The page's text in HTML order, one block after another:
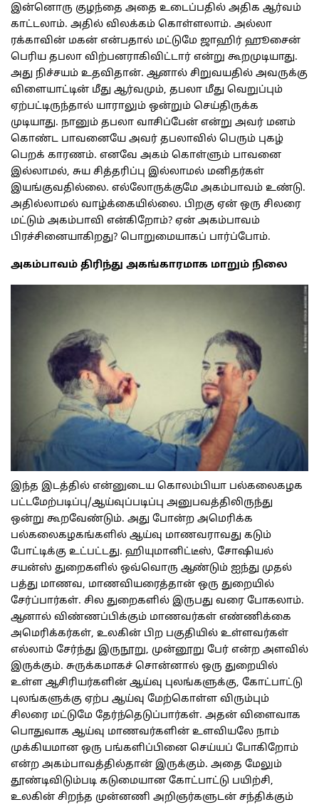
இன்னொரு குழந்தை அதை உடைப்பதில் அதிக ஆர்வம்
காட்டலாம். அதில் விலக்கம் கொள்ளலாம். அல்லா
ரக்காவின் மகன் என்பதால் மட்டுமே ஜாஹிர் ஹூசைன்
பெரிய தபலா விற்பனராகிவிட்டார் என்று கூறமுடியாது.
அது நிச்சயம் உதவிதான். ஆனால் சிறுவயதில் அவருக்கு
விளையாட்டின் மீது ஆர்வமும், தபலா மீது வெறுப்பும்
ஏற்பட்டிருந்தால் யாராலும் ஒன்றும் செய்திருக்க
முடியாது. நானும் தபலா வாசிப்பேன் என்று அவர் மனம்
கொண்ட பாவனையே அவர் தபலாவில் பெரும் புகழ்
பெறக் காரணம். எனவே அகம் கொள்ளும் பாவனை
இல்லாமல், சுய சித்தரிப்பு இல்லாமல் மனிதர்கள்
இயங்குவதில்லை. எல்லோருக்குமே அகம்பாவம் உண்டு.
அதில்லாமல் வாழ்க்கையில்லை. பிறகு ஏன் ஒரு சிலரை
மட்டும் அகம்பாவி என்கிறோம்? ஏன் அகம்பாவம்
பிரச்சினையாகிறது? பொறுமையாகப் பார்ப்போம்.
அகம்பாவம் திரிந்து அகங்காரமாக மாறும் நிலை
இந்த இடத்தில் என்னுடைய கொலம்பியா பல்கலைகழக
பட்டமேற்படிப்பு/ஆய்வுப்படிப்பு அனுபவத்திலிருந்து
ஒன்று கூறவேண்டும். அது போன்ற அமெரிக்க
பல்கலைகழகங்களில் ஆய்வு மாணவராவது கடும்
போட்டிக்கு உட்பட்டது. ஹியுமானிட்டீஸ், சோஷியல்
சயன்ஸ் துறைகளில் ஒவ்வொரு ஆண்டும் ஐந்து முதல்
பத்து மாணவ, மாணவியரைத்தான் ஒரு துறையில்
சேர்ப்பார்கள். சில துறைகளில் இருபது வரை போகலாம்.
ஆனால் விண்ணப்பிக்கும் மாணவர்கள் எண்ணிக்கை
அமெரிக்கர்கள், உலகின் பிற பகுதியில் உள்ளவர்கள்
எல்லாம் சேர்ந்து இருநூறு, முன்னூறு பேர் என்ற அளவில்
இருக்கும். சுருக்கமாகச் சொன்னால் ஒரு துறையில்
உள்ள ஆசிரியர்களின் ஆய்வு புலங்களுக்கு, கோட்பாட்டு
புலங்களுக்கு ஏற்ப ஆய்வு மேற்கொள்ள விரும்பும்
சிலரை மட்டுமே தேர்ந்தெடுப்பார்கள். அதன் விளைவாக
பொதுவாக ஆய்வு மாணவர்களின் உளவியலே நாம்
முக்கியமான ஒரு பங்களிப்பினை செய்யப் போகிறோம்
என்ற அகம்பாவத்தில்தான் இருக்கும். அதை மேலும்
தூண்டிவிடும்படி கடுமையான கோட்பாட்டு பயிற்சி,
உலகின் சிறந்த முன்னணி அறிஞர்களுடன் சந்திக்கும்